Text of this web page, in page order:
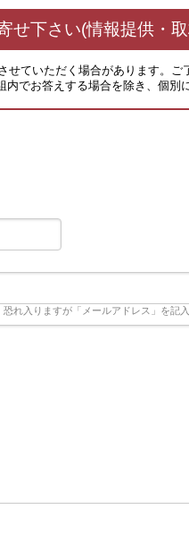
せ下さい(情報提供・
ていただく場合があります。ご
でお答えする場合を除き、個別
れ入りますが「メールアドレス」を記